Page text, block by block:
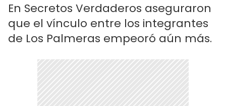
En Secretos Verdaderos aseguraron
que el vínculo entre los integrantes
de Los Palmeras empeoró aún más.